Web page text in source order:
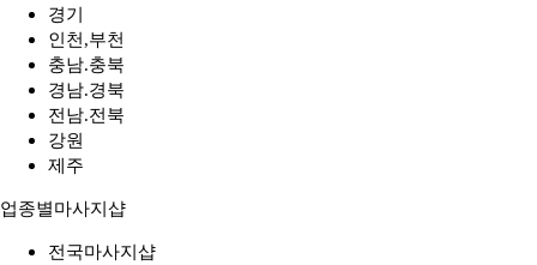
경기
인천,부천
충남.충북
경남.경북
전남.전북
강원
제주
업종별마사지샵
전국마사지샵